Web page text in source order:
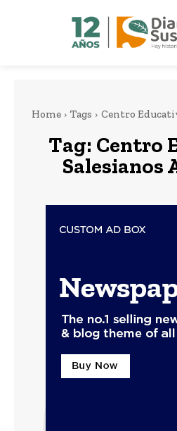
Home Tags Centro
Tag: Centro
Salesianos